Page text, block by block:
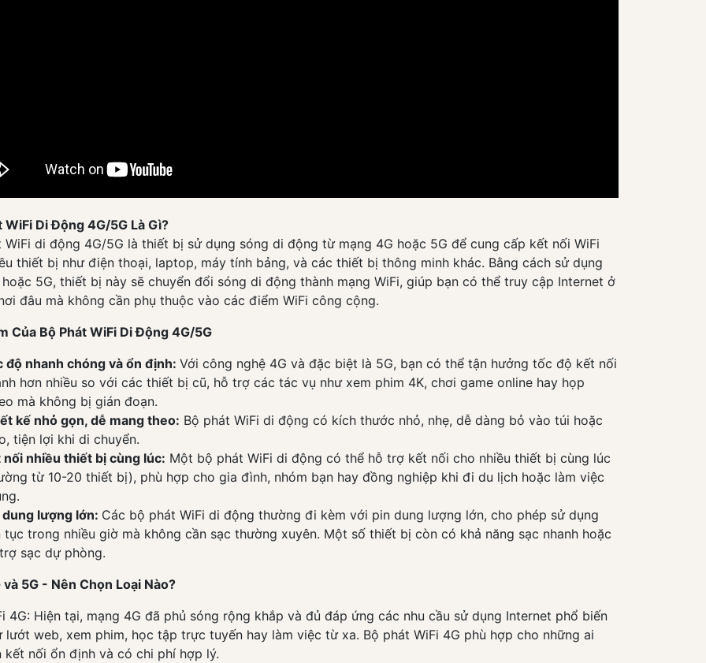
WiFi Di Động 4G/5G Là Gì?
WiFi di động 4G/5G là thiết bị sử dụng sóng di động từ mạng 4G hoặc 5G để cung cấp kết nối WiFi
thiết bị như điện thoại, laptop, máy tính bảng, và các thiết bị thông minh khác. Bằng cách sử dụng
hoặc 5G, thiết bị này sẽ chuyển đổi sóng di động thành mạng WiFi, giúp bạn có thể truy cập Internet ở
đâu mà không cần phụ thuộc vào các điểm WiFi công cộng.
Của Bộ Phát WiFi Di Động 4G/5G
độ nhanh chóng và ổn định: Với công nghệ 4G và đặc biệt là 5G, bạn có thể tận hưởng tốc độ kết nối
hơn nhiều so với các thiết bị cũ, hỗ trợ các tác vụ như xem phim 4K, chơi game online hay họp
mà không bị gián đoạn.
kế nhỏ gọn, dễ mang theo: Bộ phát WiFi di động có kích thước nhỏ, nhẹ, dễ dàng bỏ vào túi hoặc
tiện lợi khi di chuyển.
nối nhiều thiết bị cùng lúc: Một bộ phát WiFi di động có thể hỗ trợ kết nối cho nhiều thiết bị cùng lúc
từ 10-20 thiết bị), phù hợp cho gia đình, nhóm bạn hay đồng nghiệp khi đi du lịch hoặc làm việc
dung lượng lớn: Các bộ phát WiFi di động thường đi kèm với pin dung lượng lớn, cho phép sử dụng
tục trong nhiều giờ mà không cần sạc thường xuyên. Một số thiết bị còn có khả năng sạc nhanh hoặc
sạc dự phòng.
5G - Nên Chọn Loại Nào?
4G: Hiện tại, mạng 4G đã phủ sóng rộng khắp và đủ đáp ứng các nhu cầu sử dụng Internet phổ biến
lướt web, xem phim, học tập trực tuyến hay làm việc từ xa. Bộ phát WiFi 4G phù hợp cho những ai
kết nối ổn định và có chi phí hợp lý.